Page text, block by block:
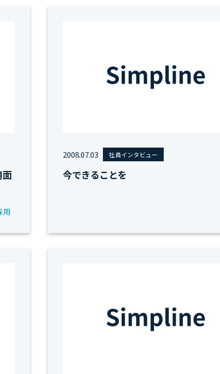
面
用
2008.07.03 社員インタビュー
今できることを